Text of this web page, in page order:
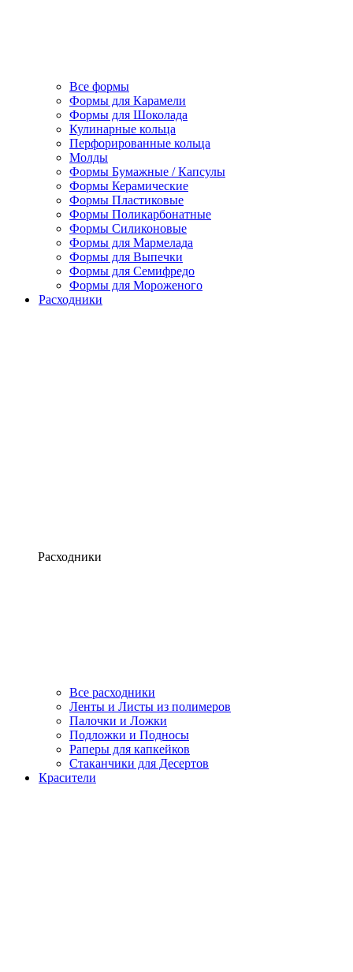
Все формы
Формы для Карамели
Формы для Шоколада
Кулинарные кольца
Перфорированные кольца
Молды
Формы Бумажные / Капсулы
Формы Керамические
Формы Пластиковые
Формы Поликарбонатные
Формы Силиконовые
Формы для Мармелада
Формы для Выпечки
Формы для Семифредо
Формы для Мороженого
Расходники
Расходники
Все расходники
Ленты и Листы из полимеров
Палочки и Ложки
Подложки и Подносы
Раперы для капкейков
Стаканчики для Десертов
Красители